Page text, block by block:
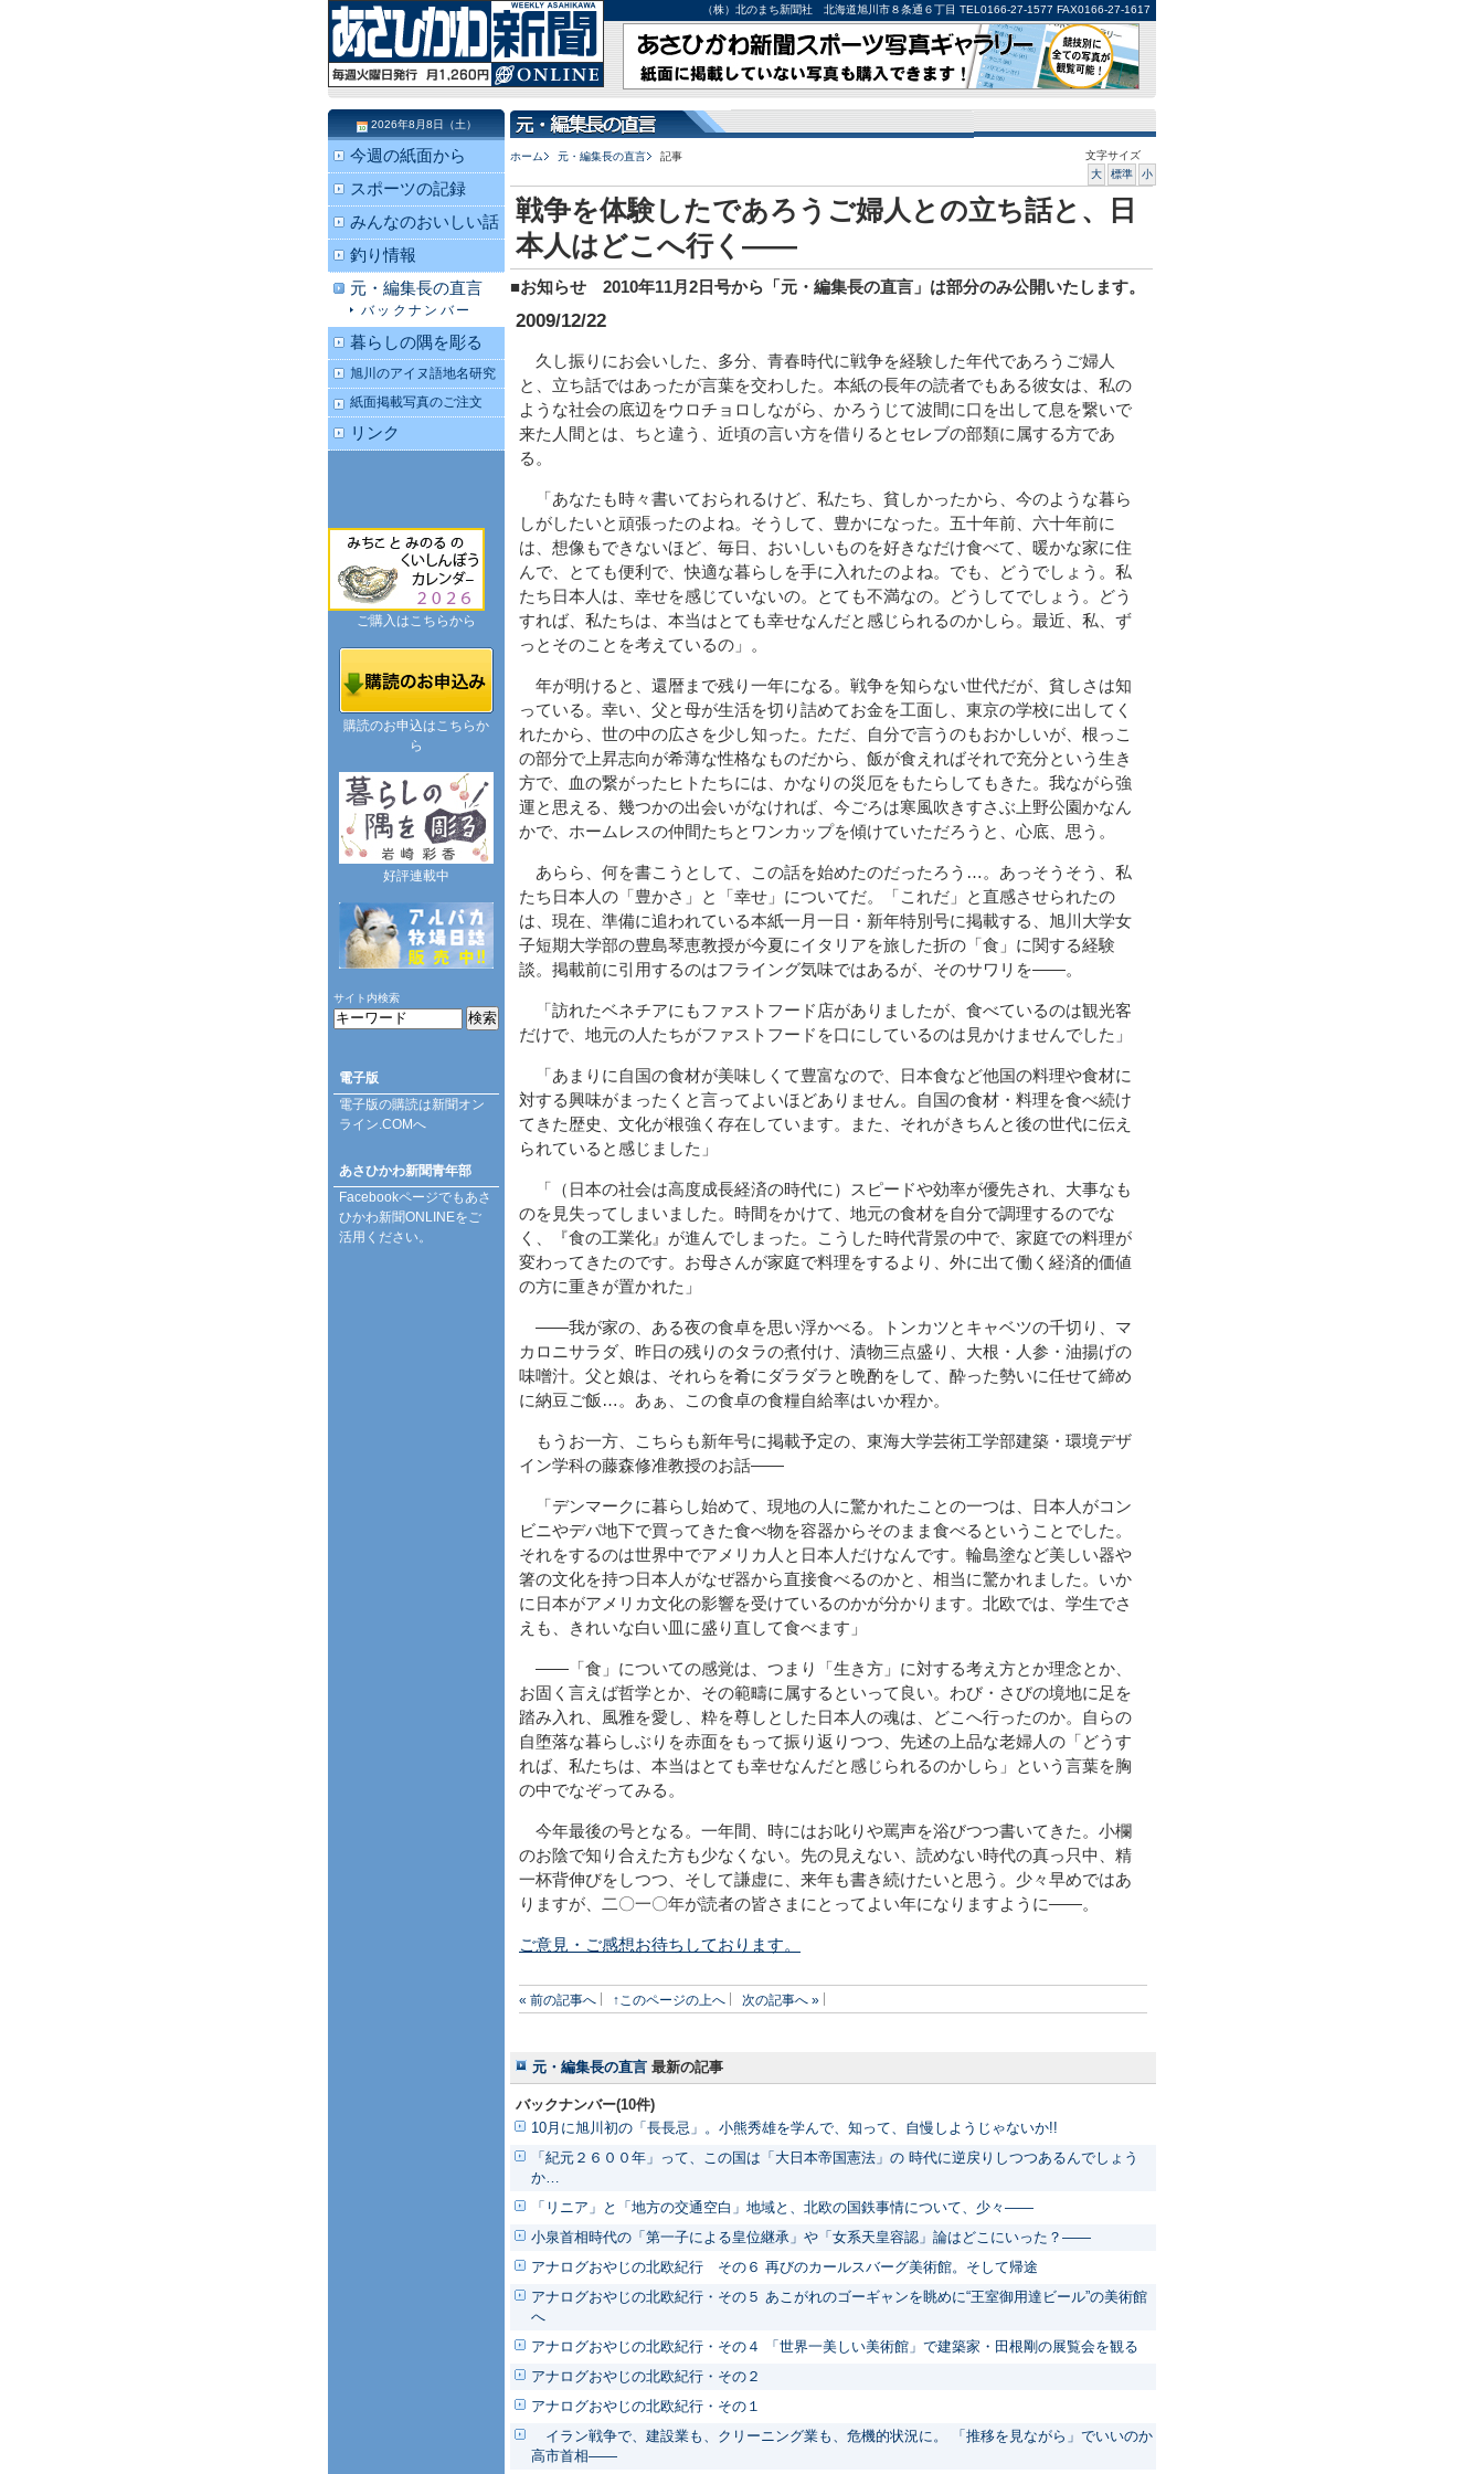
（株）北のまち新聞社 北海道旭川市８条通６丁目 TEL0166-27-1577 FAX0166-27-1617
ホーム 元・編集長の直言 記事
文字サイズ
大
標準 小
戦争を体験したであろうご婦人との立ち話と、日
本人はどこへ行く――
■お知らせ 2010年11月2日号から「元・編集長の直言」は部分のみ公開いたします。
2009/12/22
久し振りにお会いした、多分、青春時代に戦争を経験した年代であろうご婦人
と、立ち話ではあったが言葉を交わした。本紙の長年の読者でもある彼女は、私の
ような社会の底辺をウロチョロしながら、かろうじて波間に口を出して息を繋いで
来た人間とは、ちと違う、近頃の言い方を借りるとセレブの部類に属する方であ
る。
「あなたも時々書いておられるけど、私たち、貧しかったから、今のような暮ら
しがしたいと頑張ったのよね。そうして、豊かになった。五十年前、六十年前に
は、想像もできないほど、毎日、おいしいものを好きなだけ食べて、暖かな家に住
んで、とても便利で、快適な暮らしを手に入れたのよね。でも、どうでしょう。私
たち日本人は、幸せを感じていないの。とても不満なの。どうしてでしょう。どう
すれば、私たちは、本当はとても幸せなんだと感じられるのかしら。最近、私、ず
っとそのことを考えているの」。
年が明けると、還暦まで残り一年になる。戦争を知らない世代だが、貧しさは知
っている。幸い、父と母が生活を切り詰めてお金を工面し、東京の学校に出してく
れたから、世の中の広さを少し知った。ただ、自分で言うのもおかしいが、根っこ
の部分で上昇志向が希薄な性格なものだから、飯が食えればそれで充分という生き
方で、血の繋がったヒトたちには、かなりの災厄をもたらしてもきた。我ながら強
運と思える、幾つかの出会いがなければ、今ごろは寒風吹きすさぶ上野公園かなん
かで、ホームレスの仲間たちとワンカップを傾けていただろうと、心底、思う。
あらら、何を書こうとして、この話を始めたのだったろう…。あっそうそう、私
たち日本人の「豊かさ」と「幸せ」についてだ。「これだ」と直感させられたの
は、現在、準備に追われている本紙一月一日・新年特別号に掲載する、旭川大学女
子短期大学部の豊島琴恵教授が今夏にイタリアを旅した折の「食」に関する経験
談。掲載前に引用するのはフライング気味ではあるが、そのサワリを――。
「訪れたベネチアにもファストフード店がありましたが、食べているのは観光客
だけで、地元の人たちがファストフードを口にしているのは見かけませんでした」
「あまりに自国の食材が美味しくて豊富なので、日本食など他国の料理や食材に
対する興味がまったくと言ってよいほどありません。自国の食材・料理を食べ続け
てきた歴史、文化が根強く存在しています。また、それがきちんと後の世代に伝え
られていると感じました」
「（日本の社会は高度成長経済の時代に）スピードや効率が優先され、大事なも
のを見失ってしまいました。時間をかけて、地元の食材を自分で調理するのでな
く、『食の工業化』が進んでしまった。こうした時代背景の中で、家庭での料理が
変わってきたのです。お母さんが家庭で料理をするより、外に出て働く経済的価値
の方に重きが置かれた」
――我が家の、ある夜の食卓を思い浮かべる。トンカツとキャベツの千切り、マ
カロニサラダ、昨日の残りのタラの煮付け、漬物三点盛り、大根・人参・油揚げの
味噌汁。父と娘は、それらを肴にダラダラと晩酌をして、酔った勢いに任せて締め
に納豆ご飯…。あぁ、この食卓の食糧自給率はいか程か。
もうお一方、こちらも新年号に掲載予定の、東海大学芸術工学部建築・環境デザ
イン学科の藤森修准教授のお話――
「デンマークに暮らし始めて、現地の人に驚かれたことの一つは、日本人がコン
ビニやデパ地下で買ってきた食べ物を容器からそのまま食べるということでした。
それをするのは世界中でアメリカ人と日本人だけなんです。輪島塗など美しい器や
箸の文化を持つ日本人がなぜ器から直接食べるのかと、相当に驚かれました。いか
に日本がアメリカ文化の影響を受けているのかが分かります。北欧では、学生でさ
えも、きれいな白い皿に盛り直して食べます」
――「食」についての感覚は、つまり「生き方」に対する考え方とか理念とか、
お固く言えば哲学とか、その範疇に属するといって良い。わび・さびの境地に足を
踏み入れ、風雅を愛し、粋を尊しとした日本人の魂は、どこへ行ったのか。自らの
自堕落な暮らしぶりを赤面をもって振り返りつつ、先述の上品な老婦人の「どうす
れば、私たちは、本当はとても幸せなんだと感じられるのかしら」という言葉を胸
の中でなぞってみる。
今年最後の号となる。一年間、時にはお叱りや罵声を浴びつつ書いてきた。小欄
のお陰で知り合えた方も少なくない。先の見えない、読めない時代の真っ只中、精
一杯背伸びをしつつ、そして謙虚に、来年も書き続けたいと思う。少々早めではあ
りますが、二〇一〇年が読者の皆さまにとってよい年になりますように――。
ご意見・ご感想お待ちしております。
« 前の記事へ ↑このページの上へ 次の記事へ »
元・編集長の直言 最新の記事
バックナンバー(10件)
10月に旭川初の「長長忌」。小熊秀雄を学んで、知って、自慢しようじゃないか!!
「紀元２６００年」って、この国は「大日本帝国憲法」の 時代に逆戻りしつつあるんでしょう
か…
「リニア」と「地方の交通空白」地域と、北欧の国鉄事情について、少々――
小泉首相時代の「第一子による皇位継承」や「女系天皇容認」論はどこにいった？――
アナログおやじの北欧紀行 その６ 再びのカールスバーグ美術館。そして帰途
アナログおやじの北欧紀行・その５ あこがれのゴーギャンを眺めに“王室御用達ビール”の美術館
へ
アナログおやじの北欧紀行・その４ 「世界一美しい美術館」で建築家・田根剛の展覧会を観る
アナログおやじの北欧紀行・その２
アナログおやじの北欧紀行・その１
イラン戦争で、建設業も、クリーニング業も、危機的状況に。 「推移を見ながら」でいいのか
高市首相――
2026年8月8日（土）
今週の紙面から
スポーツの記録
みんなのおいしい話
釣り情報
元・編集長の直言
バックナンバー
暮らしの隅を彫る
旭川のアイヌ語地名研究
紙面掲載写真のご注文
リンク
ご購入はこちらから
購読のお申込はこちらか
ら
好評連載中
サイト内検索
電子版
電子版の購読は新聞オン
ライン.COMへ
あさひかわ新聞青年部
Facebookページでもあさ
ひかわ新聞ONLINEをご
活用ください。